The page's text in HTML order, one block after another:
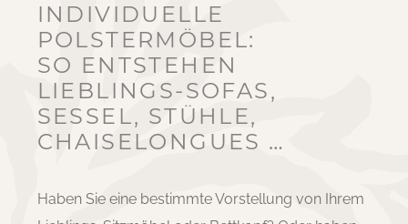
INDIVIDUELLE
POLSTERMÖBEL:
SO ENTSTEHEN
LIEBLINGS-SOFAS,
SESSEL, STÜHLE,
CHAISELONGUES …
Haben Sie eine bestimmte Vorstellung von Ihrem